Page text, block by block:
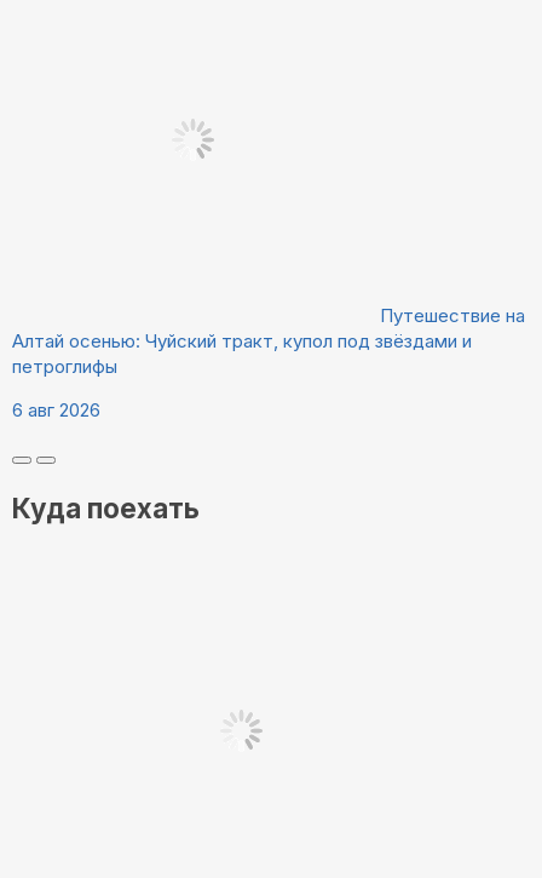
Путешествие на
Алтай осенью: Чуйский тракт, купол под звёздами и
петроглифы
6 авг 2026
Куда поехать